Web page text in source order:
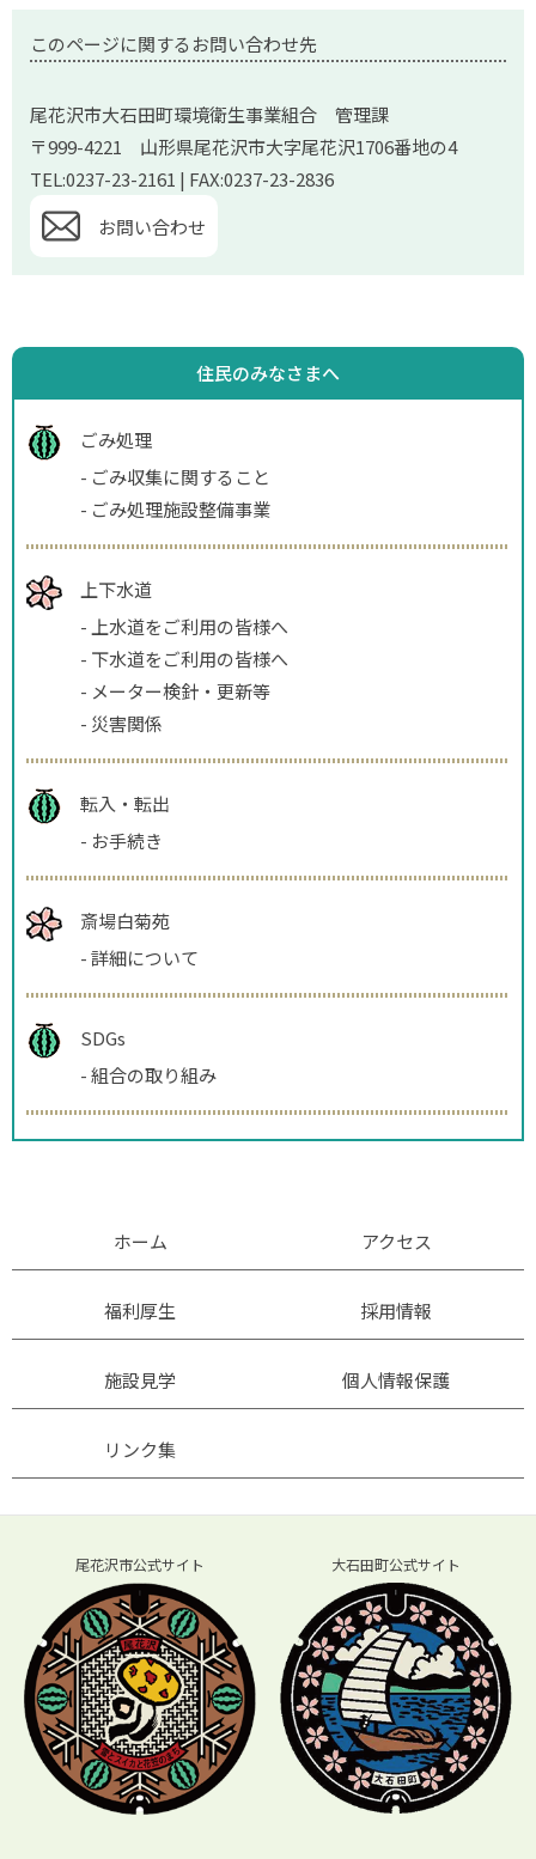
このページに関するお問い合わせ先
尾花沢市大石田町環境衛生事業組合 管理課
〒999-4221 山形県尾花沢市大字尾花沢1706番地の4
TEL:0237-23-2161 | FAX:0237-23-2836
お問い合わせ
住民のみなさまへ
ごみ処理
- ごみ収集に関すること
- ごみ処理施設整備事業
上下水道
- 上水道をご利用の皆様へ
- 下水道をご利用の皆様へ
- メーター検針・更新等
- 災害関係
転入・転出
- お手続き
斎場白菊苑
-詳細について
SDGs
-組合の取り組み
ホーム アクセス
福利厚生 採用情報
施設見学 個人情報保護
リンク集
尾花沢市公式サイト 大石田町公式サイト